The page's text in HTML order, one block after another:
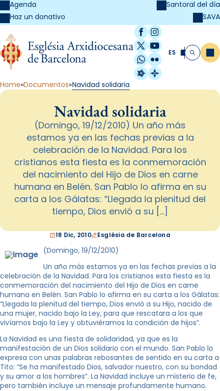
Agenda
Haz un donativo
Santoral del día
SAVA
Facebook
Instagram
X / Twitter
YouTube
WhatsApp
Flickr
Radio Estel
Catalunya
ES Buscar
Home Documentos Navidad solidaria
Navidad solidaria
(Domingo, 19/12/2010) Un año más
estamos ya en las fechas previas a la
celebración de la Navidad. Para los
cristianos esta fiesta es la conmemoración
del nacimiento del Hijo de Dios en carne
humana en Belén. San Pablo lo afirma en su
carta a los Gálatas: “Llegada la plenitud del
tiempo, Dios envió a su […]
18 Dic, 2010 Església de Barcelona
(Domingo, 19/12/2010)
Un año más estamos ya en las fechas previas a la
celebración de la Navidad. Para los cristianos esta fiesta es la
conmemoración del nacimiento del Hijo de Dios en carne
humana en Belén. San Pablo lo afirma en su carta a los Gálatas:
“Llegada la plenitud del tiempo, Dios envió a su Hijo, nacido de
una mujer, nacido bajo la Ley, para que rescatara a los que
vivíamos bajo la Ley y obtuviéramos la condición de hijos”.
La Navidad es una fiesta de solidaridad, ya que es la
manifestación de un Dios solidario con el mundo. San Pablo lo
expresa con unas palabras rebosantes de sentido en su carta a
Tito: “Se ha manifestado Dios, salvador nuestro, con su bondad
y su amor a los hombres”. La Navidad incluye un misterio de fe,
pero también incluye un mensaje profundamente humano.